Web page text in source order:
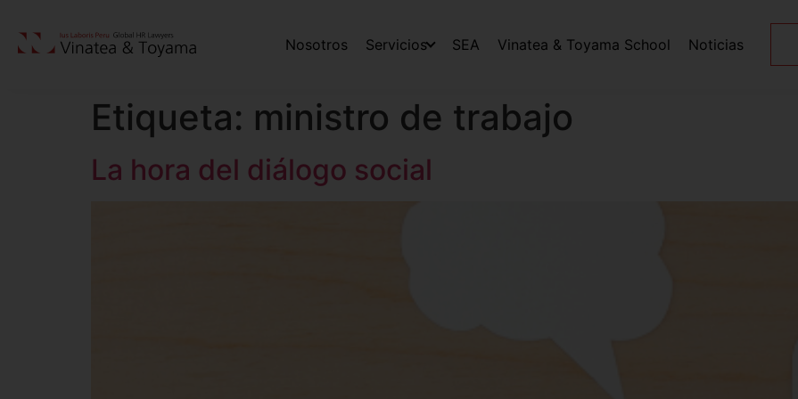
Nosotros Servicios SEA Vinatea & Toyama School Noticias
Etiqueta: ministro de trabajo
La hora del diálogo social